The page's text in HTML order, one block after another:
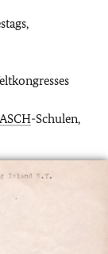
-Schulen,